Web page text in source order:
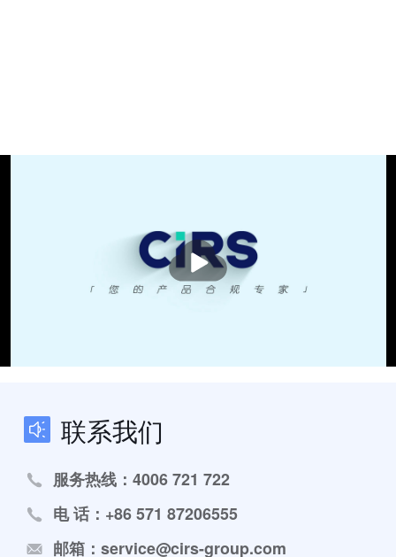
播
放
联系我们
服务热线：4006 721 722
电 话：+86 571 87206555
邮箱：service@cirs-group.com